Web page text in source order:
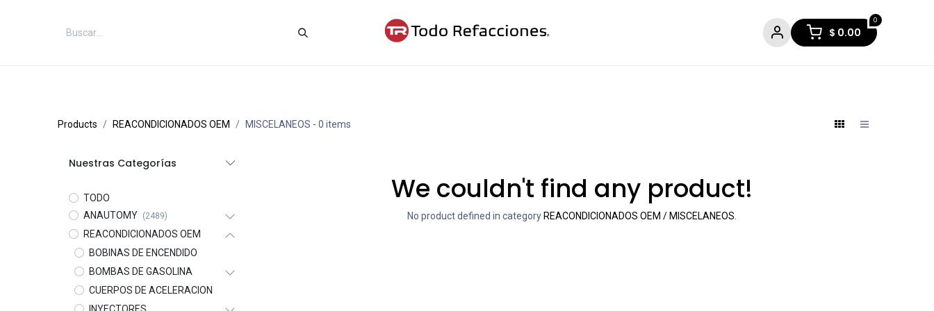
0
$ 0.00
Products REACONDICIONADOS OEM MISCELANEOS - 0 items
Nuestras Categorías
TODO
ANAUTOMY
(2489)
REACONDICIONADOS OEM
BOBINAS DE ENCENDIDO
BOMBAS DE GASOLINA
CUERPOS DE ACELERACION
We couldn't find any product!
No product defined in category REACONDICIONADOS OEM / MISCELANEOS